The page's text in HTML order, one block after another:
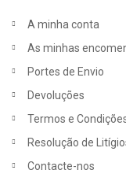
A minha conta
As minhas
Portes de Envio
Devoluções
Termos e
Resolução de
Contacte-nos